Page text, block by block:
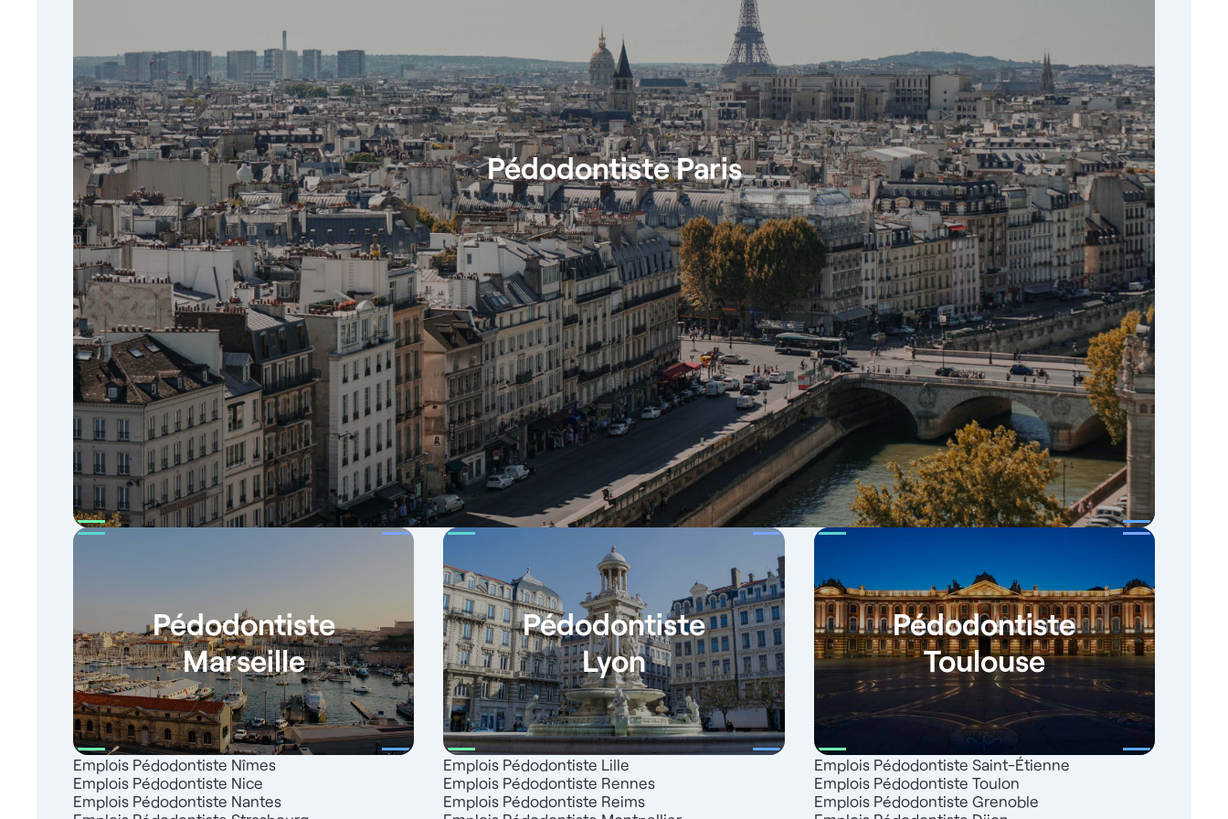
Pédodontiste Paris
Pédodontiste
Marseille
Emplois Pédodontiste Nîmes
Emplois Pédodontiste Nice
Emplois Pédodontiste Nantes
Pédodontiste
Lyon
Emplois Pédodontiste Lille
Emplois Pédodontiste Rennes
Emplois Pédodontiste Reims
Pédodontiste
Toulouse
Emplois Pédodontiste Saint-Étienne
Emplois Pédodontiste Toulon
Emplois Pédodontiste Grenoble